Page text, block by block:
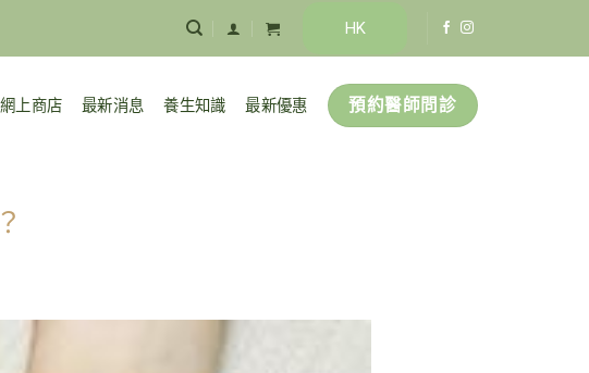
HK
網上商店 最新消息 養生知識 最新優惠 預約醫師問診